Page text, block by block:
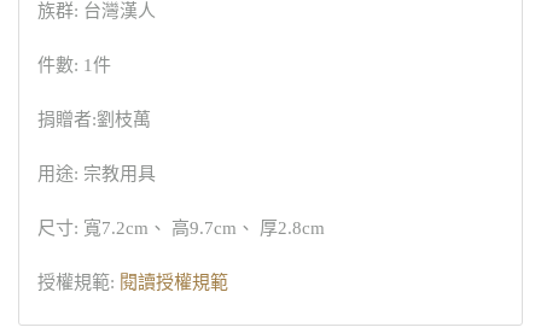
族群: 台灣漢人
件數: 1件
捐贈者:劉枝萬
用途: 宗教用具
尺寸: 寬7.2cm、 高9.7cm、 厚2.8cm
授權規範: 閱讀授權規範